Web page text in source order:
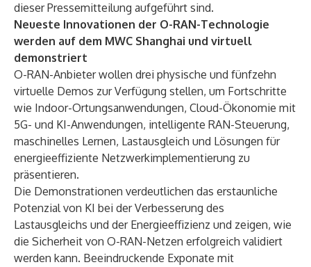
dieser Pressemitteilung aufgeführt sind.
Neueste Innovationen der O-RAN-Technologie
werden auf dem MWC Shanghai und virtuell
demonstriert
O-RAN-Anbieter wollen drei physische und fünfzehn
virtuelle Demos zur Verfügung stellen, um Fortschritte
wie Indoor-Ortungsanwendungen, Cloud-Ökonomie mit
5G- und KI-Anwendungen, intelligente RAN-Steuerung,
maschinelles Lernen, Lastausgleich und Lösungen für
energieeffiziente Netzwerkimplementierung zu
präsentieren.
Die Demonstrationen verdeutlichen das erstaunliche
Potenzial von KI bei der Verbesserung des
Lastausgleichs und der Energieeffizienz und zeigen, wie
die Sicherheit von O-RAN-Netzen erfolgreich validiert
werden kann. Beeindruckende Exponate mit